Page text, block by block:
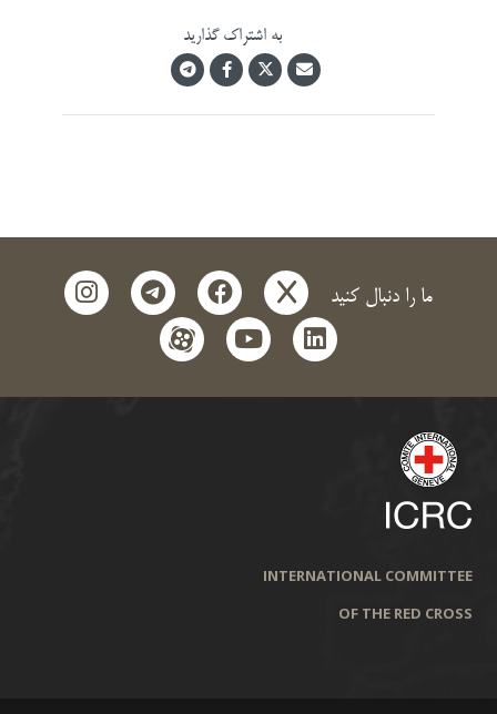
به اشتراک گذارید
ما را دنبال کنید x
facebook
telegram
instagram
linkedin
youtube
aparat
INTERNATIONAL COMMITTEE
OF THE RED CROSS